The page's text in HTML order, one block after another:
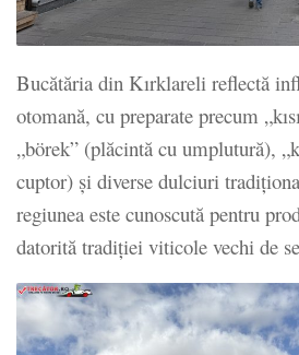
Bucătăria din Kırklareli reflectă
otomană, cu preparate precum
„börek” (plăcintă cu umplutură),
cuptor) și diverse dulciuri
regiunea este cunoscută pentru
datorită tradiției viticole vechi de